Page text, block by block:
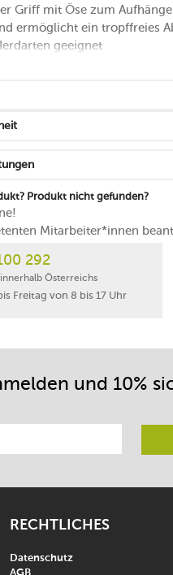
Griff mit Öse zum
ermöglicht ein tropffreies
geeignet
Produkt nicht gefunden?
Mitarbeiter*innen
292
innerhalb Österreichs
Freitag von 8 bis 17 Uhr
und 10%
RECHTLICHES
Datenschutz